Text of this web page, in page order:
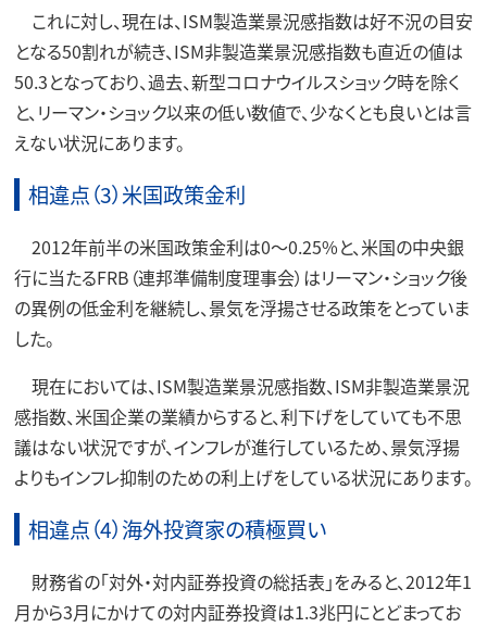
これに対し、現在は、ISM製造業景況感指数は好不況の目安
となる50割れが続き、ISM非製造業景況感指数も直近の値は
50.3となっており、過去、新型コロナウイルスショック時を除く
と、リーマン・ショック以来の低い数値で、少なくとも良いとは言
えない状況にあります。
相違点（3）米国政策金利
2012年前半の米国政策金利は0～0.25%と、米国の中央銀
行に当たるFRB（連邦準備制度理事会）はリーマン・ショック後
の異例の低金利を継続し、景気を浮揚させる政策をとっていま
した。
現在においては、ISM製造業景況感指数、ISM非製造業景況
感指数、米国企業の業績からすると、利下げをしていても不思
議はない状況ですが、インフレが進行しているため、景気浮揚
よりもインフレ抑制のための利上げをしている状況にあります。
相違点（4）海外投資家の積極買い
財務省の「対外・対内証券投資の総括表」をみると、2012年1
月から3月にかけての対内証券投資は1.3兆円にとどまってお